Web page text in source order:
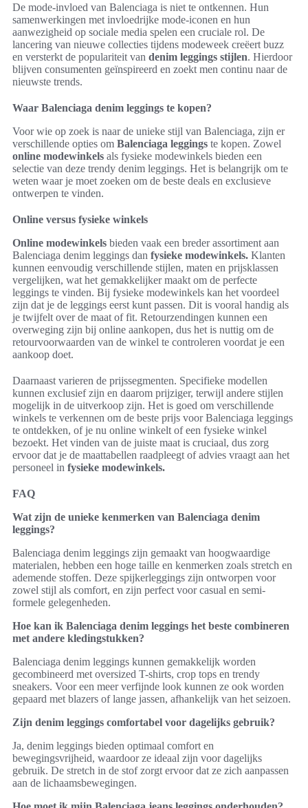
De mode-invloed van Balenciaga is niet te ontkennen. Hun
samenwerkingen met invloedrijke mode-iconen en hun
aanwezigheid op sociale media spelen een cruciale rol. De
lancering van nieuwe collecties tijdens modeweek creëert buzz
en versterkt de populariteit van denim leggings stijlen. Hierdoor
blijven consumenten geïnspireerd en zoekt men continu naar de
nieuwste trends.
Waar Balenciaga denim leggings te kopen?
Voor wie op zoek is naar de unieke stijl van Balenciaga, zijn er
verschillende opties om Balenciaga leggings te kopen. Zowel
online modewinkels als fysieke modewinkels bieden een
selectie van deze trendy denim leggings. Het is belangrijk om te
weten waar je moet zoeken om de beste deals en exclusieve
ontwerpen te vinden.
Online versus fysieke winkels
Online modewinkels bieden vaak een breder assortiment aan
Balenciaga denim leggings dan fysieke modewinkels. Klanten
kunnen eenvoudig verschillende stijlen, maten en prijsklassen
vergelijken, wat het gemakkelijker maakt om de perfecte
leggings te vinden. Bij fysieke modewinkels kan het voordeel
zijn dat je de leggings eerst kunt passen. Dit is vooral handig als
je twijfelt over de maat of fit. Retourzendingen kunnen een
overweging zijn bij online aankopen, dus het is nuttig om de
retourvoorwaarden van de winkel te controleren voordat je een
aankoop doet.
Daarnaast varieren de prijssegmenten. Specifieke modellen
kunnen exclusief zijn en daarom prijziger, terwijl andere stijlen
mogelijk in de uitverkoop zijn. Het is goed om verschillende
winkels te verkennen om de beste prijs voor Balenciaga leggings
te ontdekken, of je nu online winkelt of een fysieke winkel
bezoekt. Het vinden van de juiste maat is cruciaal, dus zorg
ervoor dat je de maattabellen raadpleegt of advies vraagt aan het
personeel in fysieke modewinkels.
FAQ
Wat zijn de unieke kenmerken van Balenciaga denim
leggings?
Balenciaga denim leggings zijn gemaakt van hoogwaardige
materialen, hebben een hoge taille en kenmerken zoals stretch en
ademende stoffen. Deze spijkerleggings zijn ontworpen voor
zowel stijl als comfort, en zijn perfect voor casual en semi-
formele gelegenheden.
Hoe kan ik Balenciaga denim leggings het beste combineren
met andere kledingstukken?
Balenciaga denim leggings kunnen gemakkelijk worden
gecombineerd met oversized T-shirts, crop tops en trendy
sneakers. Voor een meer verfijnde look kunnen ze ook worden
gepaard met blazers of lange jassen, afhankelijk van het seizoen.
Zijn denim leggings comfortabel voor dagelijks gebruik?
Ja, denim leggings bieden optimaal comfort en
bewegingsvrijheid, waardoor ze ideaal zijn voor dagelijks
gebruik. De stretch in de stof zorgt ervoor dat ze zich aanpassen
aan de lichaamsbewegingen.